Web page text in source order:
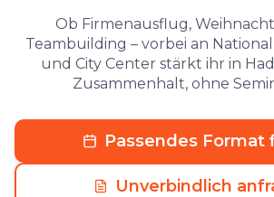
Ob Firmenausflug,
Teambuilding – vorbei an
und City Center stärkt ihr in
Zusammenhalt, ohne
Passendes Format
Unverbindlich